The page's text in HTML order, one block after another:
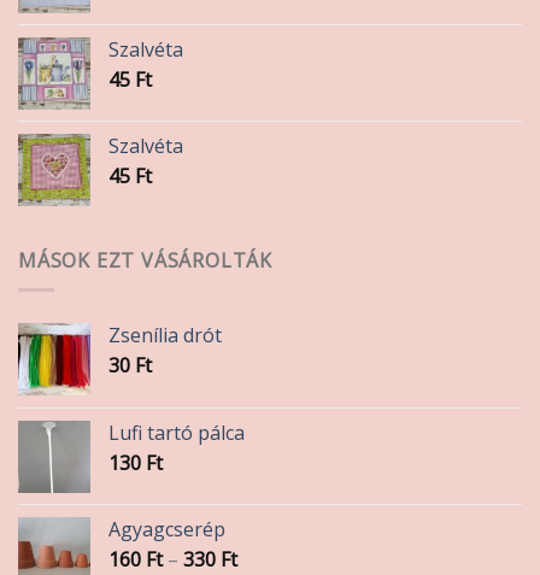
Szalvéta
45 Ft
Szalvéta
45 Ft
MÁSOK EZT VÁSÁROLTÁK
Zsenília drót
30 Ft
Lufi tartó pálca
130 Ft
Agyagcserép
160 Ft – 330 FtÁrtartomány: